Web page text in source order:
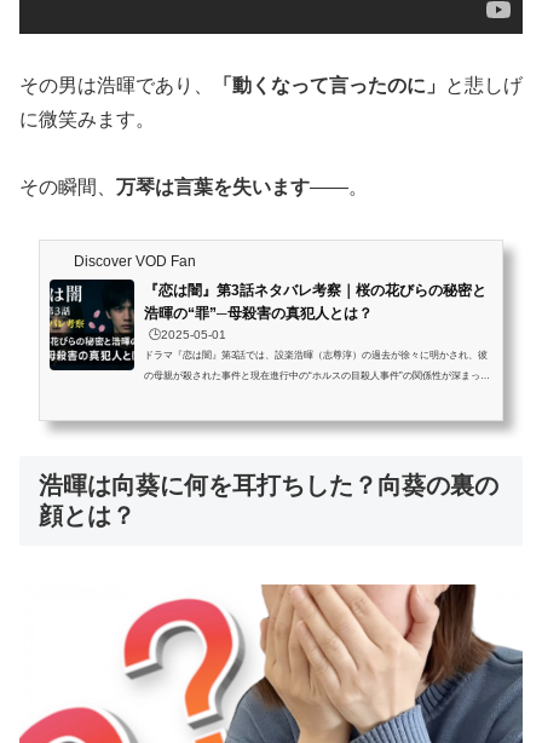
その男は浩暉であり、 「動くなって言ったのに」
と悲しげ
に微笑みます。
その瞬間、 万琴は言葉を失います――。
Discover VOD Fan
『恋は闇』第3話ネタバレ考察｜桜の花びらの秘密と
浩暉の“罪”─母殺害の真犯人とは？
🕒️2025-05-01
ドラマ『恋は闇』第3話では、設楽浩暉（志尊淳）の過去が徐々に明かされ、彼
の母親が殺された事件と現在進行中の“ホルスの目殺人事件”の関係性が深まって
す。この記事を読むとわかること 『恋は闇』第3話の全シーンを時系列で詳...
浩暉は向葵に何を耳打ちした？向葵の裏の
顔とは？